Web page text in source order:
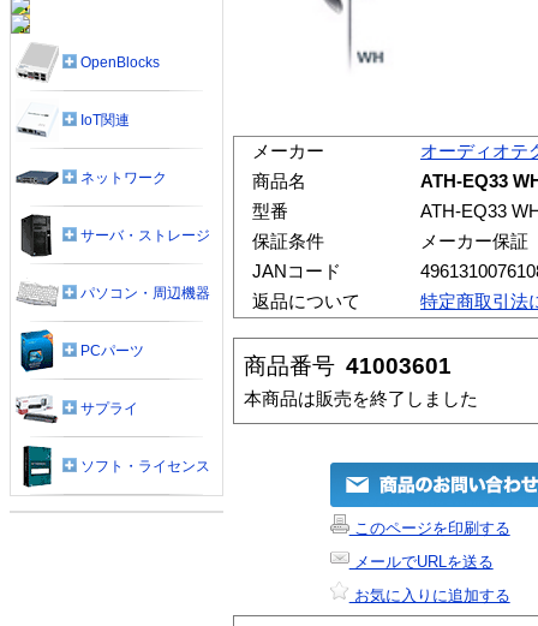
メーカー
オーディオテ
商品名
ATH-EQ33
型番
ATH-EQ33
保証条件
メーカー保証
JANコード
返品について
特定商取引法
商品番号 41003601
本商品は販売を終了しました
このページを印刷する
メールでURLを送る
お気に入りに追加する
OpenBlocks
IoT関連
ネットワーク
サーバ・ストレージ
パソコン・周辺機器
PCパーツ
サプライ
ソフト・ライセンス